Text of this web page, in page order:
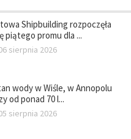
Shipbuilding rozpoczęła
piątego promu dla ...
sierpnia 2026
wody w Wiśle, w Annopolu
od ponad 70 l...
sierpnia 2026